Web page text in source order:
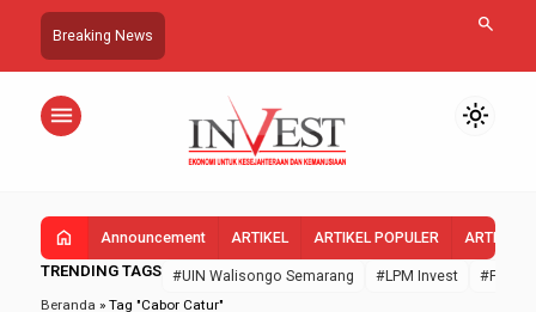
Breaking News search
menu light_mode
home Announcement ARTIKEL ARTIKEL POPULER ARTIKEL
TRENDING TAGS #UIN Walisongo Semarang #LPM Invest
#FEBI
Beranda » Tag "Cabor Catur"